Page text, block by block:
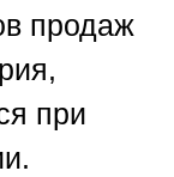
продаж
при